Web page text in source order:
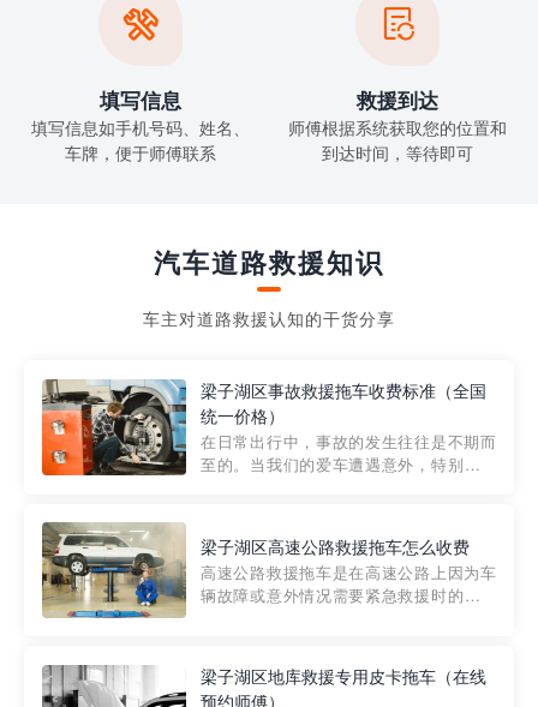

填写信息
填写信息如手机号码、姓名、
车牌，便于师傅联系

救援到达
师傅根据系统获取您的位置和
到达时间，等待即可
汽车道路救援知识
车主对道路救援认知的干货分享
梁子湖区事故救援拖车收费标准（全国
统一价格）
在日常出行中，事故的发生往往是不期而
至的。当我们的爱车遭遇意外，特别是在
细解析一下市区事故救援拖车的收费标
准，以及在选用拖车服务时应注...
梁子湖区高速公路救援拖车怎么收费
高速公路救援拖车是在高速公路上因为车
辆故障或意外情况需要紧急救援时的必备
路救援拖车的收费标准是由当地交通管理
梁子湖区地库救援专用皮卡拖车（在线
预约师傅）